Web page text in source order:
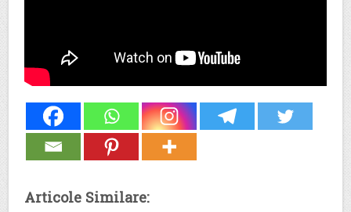
Articole Similare: